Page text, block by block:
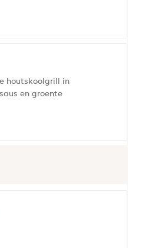
houtskoolgrill in
en groente